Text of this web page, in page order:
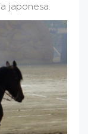
japonesa.